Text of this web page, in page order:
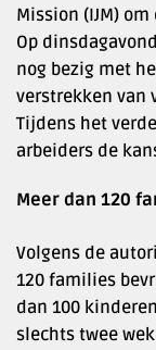
Mission (IJM)
Op
nog bezig met
verstrekken van
Tijdens het
arbeiders de
Meer dan 120
Volgens de
120 families
dan 100
slechts twee